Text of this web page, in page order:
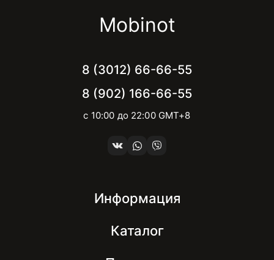
Mobinot
8 (3012) 66-66-55
8 (902) 166-66-55
с 10:00 до 22:00 GMT+8
Информация
Каталог